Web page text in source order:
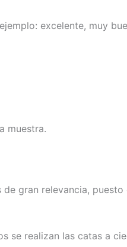
excelente, muy
muestra.
gran relevancia, puesto
se realizan las catas a